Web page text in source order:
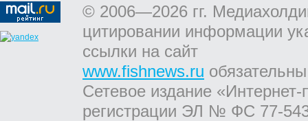
© 2006—2026 гг.
цитировании информации
ссылки на сайт
www.fishnews.ru
Сетевое издание
регистрации ЭЛ № ФС 77-